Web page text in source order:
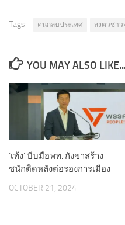
Tags: คนกลบประเทศ สงตวชาว
YOU MAY ALSO
‘เท้ง’ บีบมือพท. กังขาสร้าง
ชนักติดหลังต่อรองการเมือง
OCTOBER 21, 2024